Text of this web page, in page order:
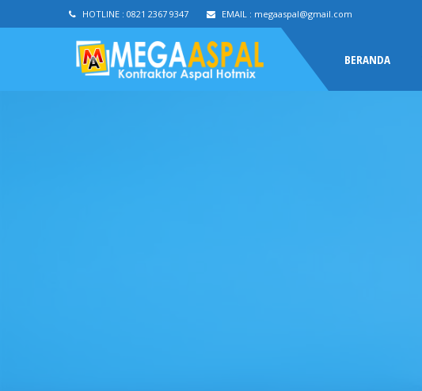
HOTLINE : 0821 2367 9347 EMAIL : megaaspal@gmail.com
BERANDA